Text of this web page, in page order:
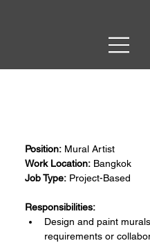
Position: Mural Artist
Work Location: Bangkok
Job Type: Project-Based
Responsibilities:
Design and paint
requirements or